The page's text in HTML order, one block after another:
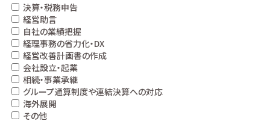
決算・税務申告
経営助言
自社の業績把握
経理事務の省力化・DX
経営改善計画書の作成
会社設立・起業
相続・事業承継
グループ通算制度や連結決算への対応
海外展開
その他